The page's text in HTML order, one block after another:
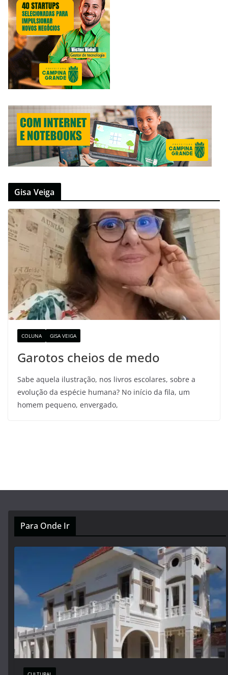
Gisa Veiga
COLUNA GISA VEIGA
Garotos cheios de medo
Sabe aquela ilustração, nos livros escolares, sobre a
evolução da espécie humana? No início da fila, um
homem pequeno, envergado,
Para Onde Ir